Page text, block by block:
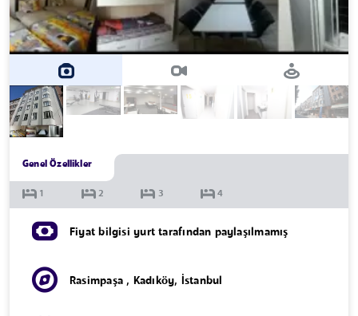
Genel Özellikler
Fiyat bilgisi yurt tarafından paylaşılmamış
Rasimpaşa , Kadıköy, İstanbul